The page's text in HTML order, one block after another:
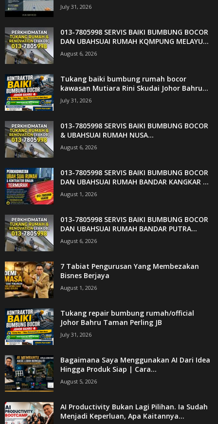
July 31, 2026
013-7805998 SERVIS BAIKI BUMBUNG BOCOR
DAN UBAHSUAI RUMAH KQMPUNG MELAYU...
August 6, 2026
Tukang baiki bumbung rumah bocor
kawasan Mutiara Rini Skudai Johor Bahru...
July 31, 2026
013-7805998 SERVIS BAIKI BUMBUNG BOCOR
& UBAHSUAI RUMAH NUSA...
August 6, 2026
013-7805998 SERVIS BAIKI BUMBUNG BOCOR
DAN UBAHSUAI RUMAH BANDAR KANGKAR ...
August 1, 2026
013-7805998 SERVIS BAIKI BUMBUNG BOCOR
DAN UBAHSUAI RUMAH BANDAR PUTRA...
August 6, 2026
7 Tabiat Pengurusan Yang Membezakan
Bisnes Berjaya
August 1, 2026
Tukang repair bumbung rumah/official
Johor Bahru Taman Perling JB
July 31, 2026
Bagaimana Saya Menggunakan AI Dari Idea
Hingga Produk Siap | Cara...
August 5, 2026
AI Productivity Bukan Lagi Pilihan. Ia Sudah
Menjadi Keperluan, Apa Kaitannya...